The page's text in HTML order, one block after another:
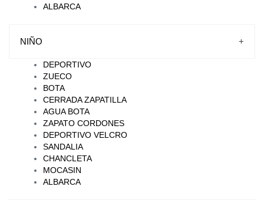
ALBARCA
NIÑO +
DEPORTIVO
ZUECO
BOTA
CERRADA ZAPATILLA
AGUA BOTA
ZAPATO CORDONES
DEPORTIVO VELCRO
SANDALIA
CHANCLETA
MOCASIN
ALBARCA